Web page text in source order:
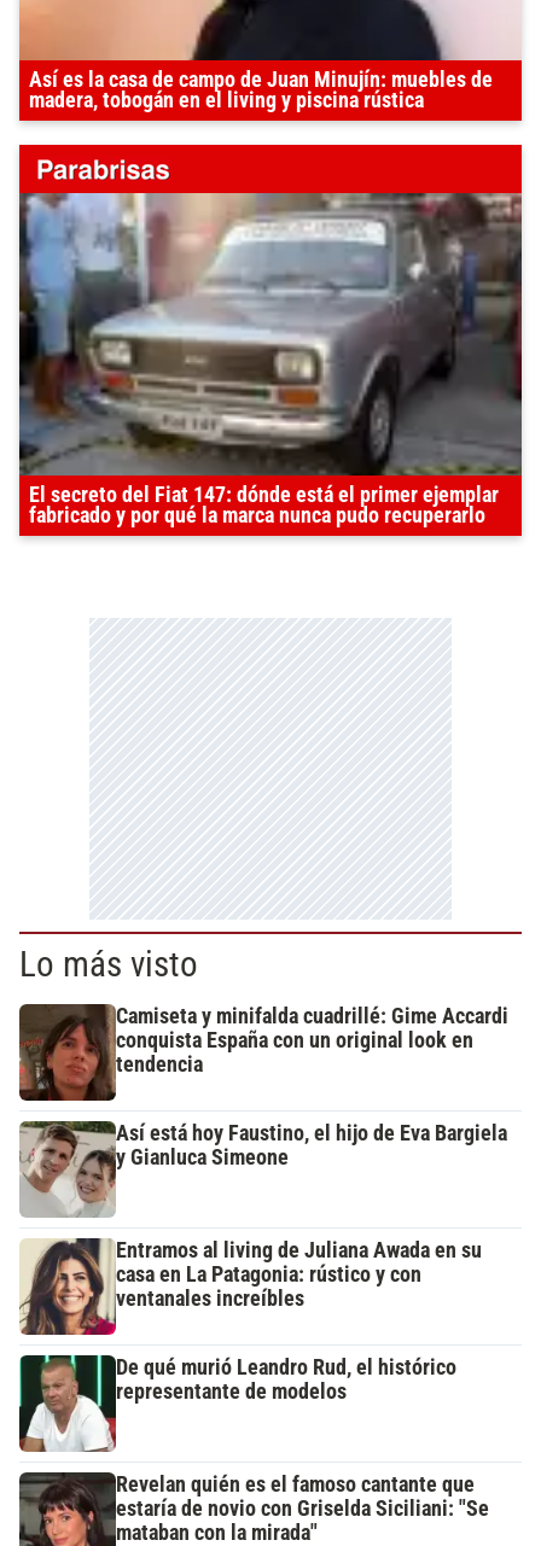
Así es la casa de campo de Juan Minujín: muebles de
madera, tobogán en el living y piscina rústica
El secreto del Fiat 147: dónde está el primer ejemplar
fabricado y por qué la marca nunca pudo recuperarlo
Lo más visto
Camiseta y minifalda cuadrillé: Gime Accardi
conquista España con un original look en
tendencia
Así está hoy Faustino, el hijo de Eva Bargiela
y Gianluca Simeone
Entramos al living de Juliana Awada en su
casa en La Patagonia: rústico y con
ventanales increíbles
De qué murió Leandro Rud, el histórico
representante de modelos
Revelan quién es el famoso cantante que
estaría de novio con Griselda Siciliani: "Se
mataban con la mirada"